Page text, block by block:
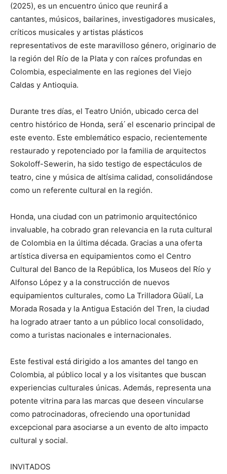
(2025), es un encuentro único que reunirá́ a
cantantes, músicos, bailarines, investigadores musicales,
críticos musicales y artistas plásticos
representativos de este maravilloso género, originario de
la región del Río de la Plata y con raíces profundas en
Colombia, especialmente en las regiones del Viejo
Caldas y Antioquia.
Durante tres días, el Teatro Unión, ubicado cerca del
centro histórico de Honda, será ́ el escenario principal de
este evento. Este emblemático espacio, recientemente
restaurado y repotenciado por la familia de arquitectos
Sokoloff-Sewerin, ha sido testigo de espectáculos de
teatro, cine y música de altísima calidad, consolidándose
como un referente cultural en la región.
Honda, una ciudad con un patrimonio arquitectónico
invaluable, ha cobrado gran relevancia en la ruta cultural
de Colombia en la última década. Gracias a una oferta
artística diversa en equipamientos como el Centro
Cultural del Banco de la República, los Museos del Río y
Alfonso López y a la construcción de nuevos
equipamientos culturales, como La Trilladora Güalí, La
Morada Rosada y la Antigua Estación del Tren, la ciudad
ha logrado atraer tanto a un público local consolidado,
como a turistas nacionales e internacionales.
Este festival está dirigido a los amantes del tango en
Colombia, al público local y a los visitantes que buscan
experiencias culturales únicas. Además, representa una
potente vitrina para las marcas que deseen vincularse
como patrocinadoras, ofreciendo una oportunidad
excepcional para asociarse a un evento de alto impacto
cultural y social.
INVITADOS